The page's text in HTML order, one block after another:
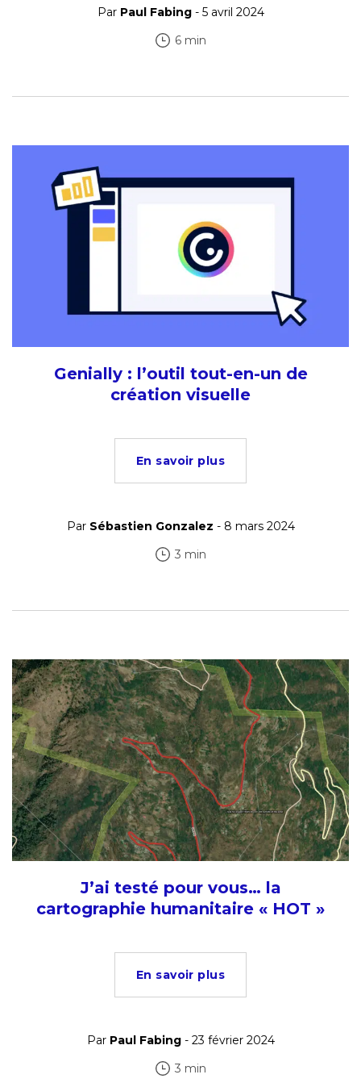
Par Paul Fabing- 5 avril 2024
6 min
Genially : l’outil tout-en-un de
création visuelle
En savoir plus
Par Sébastien Gonzalez - 8 mars 2024
3 min
J’ai testé pour vous… la
cartographie humanitaire « HOT »
En savoir plus
Par Paul Fabing- 23 février 2024
3 min